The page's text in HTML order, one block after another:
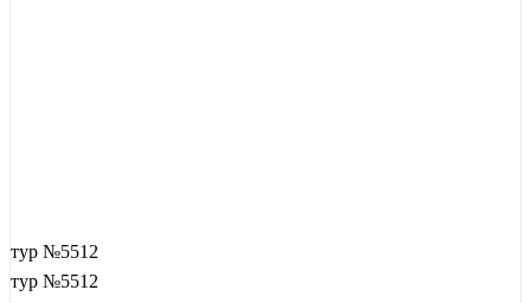
тур №5512
тур №5512